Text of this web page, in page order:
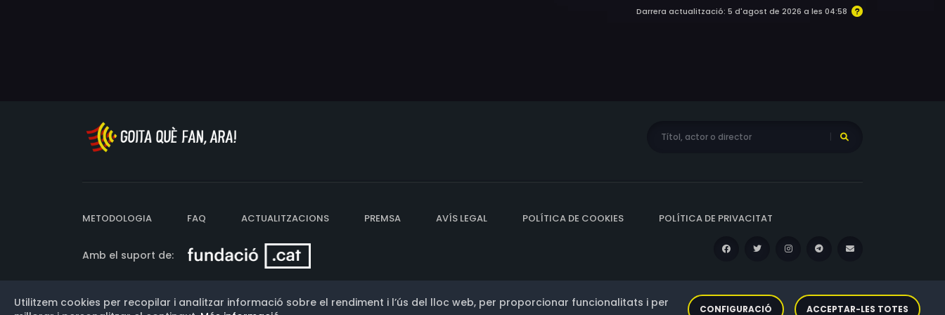
Darrera actualització: 5 d'agost de 2026 a les 04:58
METODOLOGIA FAQ ACTUALITZACIONS PREMSA AVÍS LEGAL POLÍTICA DE COOKIES POLÍTICA DE PRIVACITAT
Amb el suport de:
Versió: 3.13.0.202607011342
Utilitzem cookies per recopilar i analitzar informació sobre el rendiment i l’ús del lloc web, per proporcionar funcionalitats i per
CONFIGURACIÓ ACCEPTAR-LES TOTES